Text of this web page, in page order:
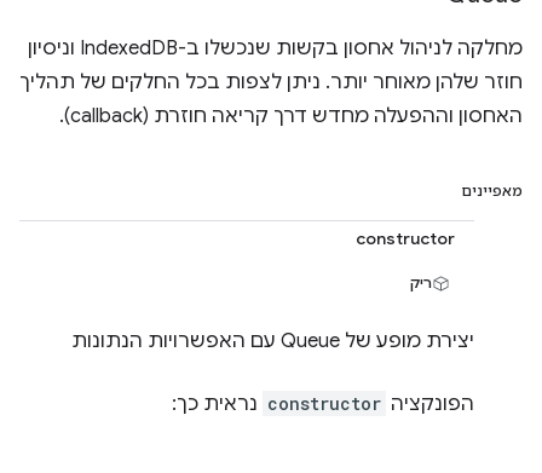
מחלקה לניהול אחסון בקשות שנכשלו ב-IndexedDB וניסיון
חוזר שלהן מאוחר יותר. ניתן לצפות בכל החלקים של תהליך
האחסון וההפעלה מחדש דרך קריאה חוזרת (callback).
מאפיינים
constructor
ריק
יצירת מופע של Queue עם האפשרויות הנתונות
הפונקציה constructor נראית כך: